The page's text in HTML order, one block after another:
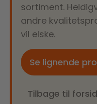
sortiment.
andre
vil elske.
Se lignende
Tilbage til